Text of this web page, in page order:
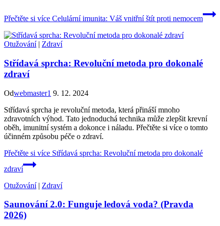
Přečtěte si více Celulární imunita: Váš vnitřní štít proti nemocem
Otužování| Zdraví
Střídavá sprcha: Revoluční metoda pro dokonalé
zdraví
Odwebmaster1 9. 12. 2024
Střídavá sprcha je revoluční metoda, která přináší mnoho
zdravotních výhod. Tato jednoduchá technika může zlepšit krevní
oběh, imunitní systém a dokonce i náladu. Přečtěte si více o tomto
účinném způsobu péče o zdraví.
Přečtěte si více Střídavá sprcha: Revoluční metoda pro dokonalé
zdraví
Otužování| Zdraví
Saunování 2.0: Funguje ledová voda? (Pravda
2026)